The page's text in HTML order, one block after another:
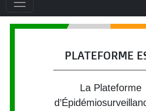
PLATEFORME
La Plateforme